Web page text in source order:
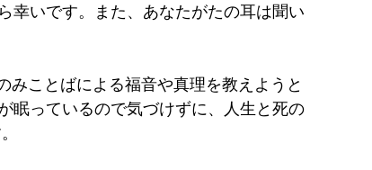
幸いです。また、あなたがたの耳は聞い
みことばによる福音や真理を教えようと
眠っているので気づけずに、人生と死の